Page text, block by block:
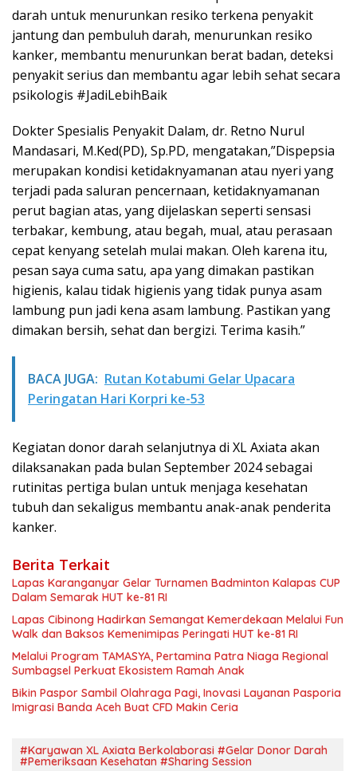
darah untuk menurunkan resiko terkena penyakit
jantung dan pembuluh darah, menurunkan resiko
kanker, membantu menurunkan berat badan, deteksi
penyakit serius dan membantu agar lebih sehat secara
psikologis #JadiLebihBaik
Dokter Spesialis Penyakit Dalam, dr. Retno Nurul
Mandasari, M.Ked(PD), Sp.PD, mengatakan,”Dispepsia
merupakan kondisi ketidaknyamanan atau nyeri yang
terjadi pada saluran pencernaan, ketidaknyamanan
perut bagian atas, yang dijelaskan seperti sensasi
terbakar, kembung, atau begah, mual, atau perasaan
cepat kenyang setelah mulai makan. Oleh karena itu,
pesan saya cuma satu, apa yang dimakan pastikan
higienis, kalau tidak higienis yang tidak punya asam
lambung pun jadi kena asam lambung. Pastikan yang
dimakan bersih, sehat dan bergizi. Terima kasih.”
BACA JUGA: Rutan Kotabumi Gelar Upacara
Peringatan Hari Korpri ke-53
Kegiatan donor darah selanjutnya di XL Axiata akan
dilaksanakan pada bulan September 2024 sebagai
rutinitas pertiga bulan untuk menjaga kesehatan
tubuh dan sekaligus membantu anak-anak penderita
kanker.
Berita Terkait
Lapas Karanganyar Gelar Turnamen Badminton Kalapas CUP
Dalam Semarak HUT ke-81 RI
Lapas Cibinong Hadirkan Semangat Kemerdekaan Melalui Fun
Walk dan Baksos Kemenimipas Peringati HUT ke-81 RI
Melalui Program TAMASYA, Pertamina Patra Niaga Regional
Sumbagsel Perkuat Ekosistem Ramah Anak
Bikin Paspor Sambil Olahraga Pagi, Inovasi Layanan Pasporia
Imigrasi Banda Aceh Buat CFD Makin Ceria
#Karyawan XL Axiata Berkolaborasi #Gelar Donor Darah
#Pemeriksaan Kesehatan #Sharing Session